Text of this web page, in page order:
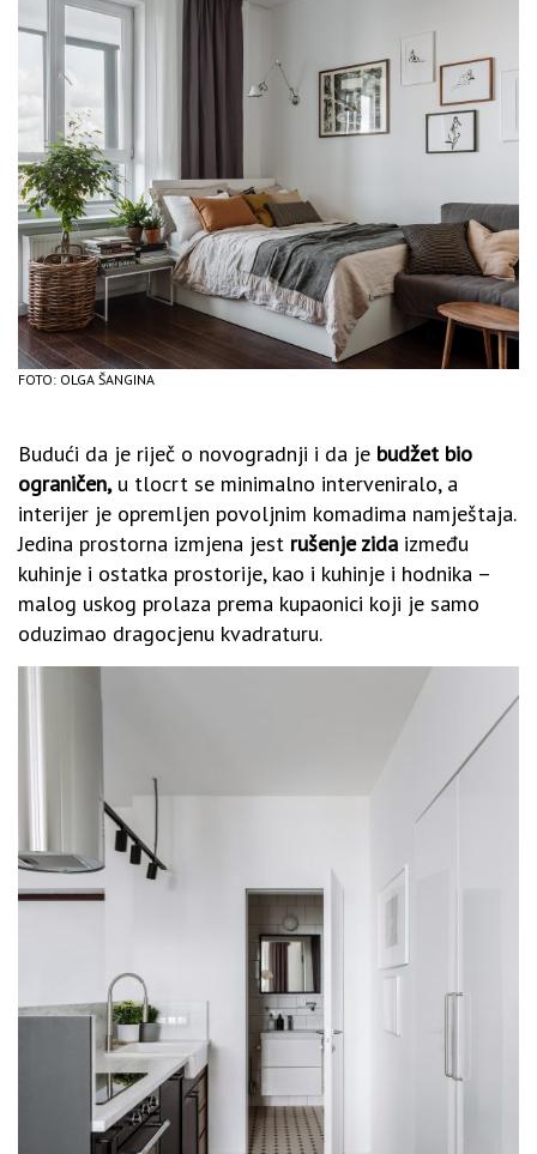
FOTO: OLGA ŠANGINA
Budući da je riječ o novogradnji i da je budžet bio
ograničen,u tlocrt se minimalno interveniralo, a
interijer je opremljen povoljnim komadima namještaja.
Jedina prostorna izmjena jest rušenje zida između
kuhinje i ostatka prostorije, kao i kuhinje i hodnika –
malog uskog prolaza prema kupaonici koji je samo
oduzimao dragocjenu kvadraturu.